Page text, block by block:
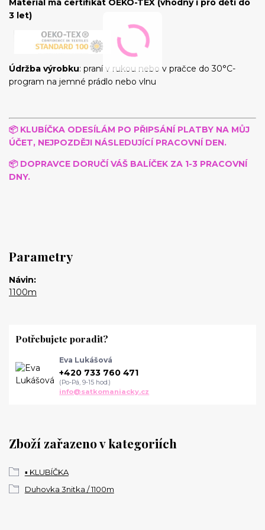
Materiál má certifikát OEKO-TEX (vhodný i pro děti do
3 let)
Údržba výrobku: praní v rukou nebo v pračce do 30°C-
program na jemné prádlo nebo vlnu
📦 KLUBÍČKA ODESÍLÁM PO PŘIPSÁNÍ PLATBY NA MŮJ
ÚČET, NEJPOZDĚJI NÁSLEDUJÍCÍ PRACOVNÍ DEN.
📦 DOPRAVCE DORUČÍ VÁŠ BALÍČEK ZA 1-3 PRACOVNÍ
DNY.
Parametry
Návin
1100m
Zboží zařazeno v kategoriích
▪️ KLUBÍČKA
Duhovka 3nitka / 1100m
Potřebujete poradit?
Eva Lukášová
+420 733 760 471
(Po-Pá, 9-15 hod.)
info@satkomaniacky.cz